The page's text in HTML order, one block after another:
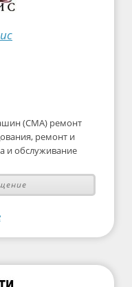
(СМА) ремонт
ремонт и
и обслуживание